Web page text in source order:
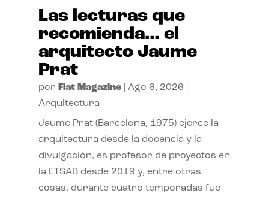
Las lecturas que
recomienda… el
arquitecto Jaume
Prat
por Flat Magazine| Ago 6, 2026
Arquitectura
Jaume Prat (Barcelona, 1975) ejerce la
arquitectura desde la docencia y la
divulgación, es profesor de proyectos en
la ETSAB desde 2019 y, entre otras
cosas, durante cuatro temporadas fue